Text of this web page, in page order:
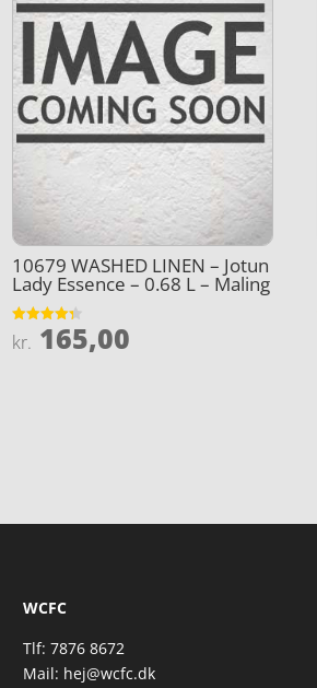
10679 WASHED LINEN – Jotun
Lady Essence – 0.68 L – Maling
Vurderet
4.3
kr. 165,00
WCFC
Tlf: 7876 8672
Mail: hej@wcfc.dk